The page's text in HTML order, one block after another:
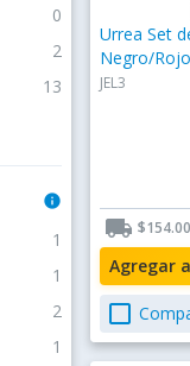
0
2
13
info
1
1
2
1
Urrea Set
Negro/Rojo
JEL3
local_shipping $154.00
Agregar
check_box_outline_blank